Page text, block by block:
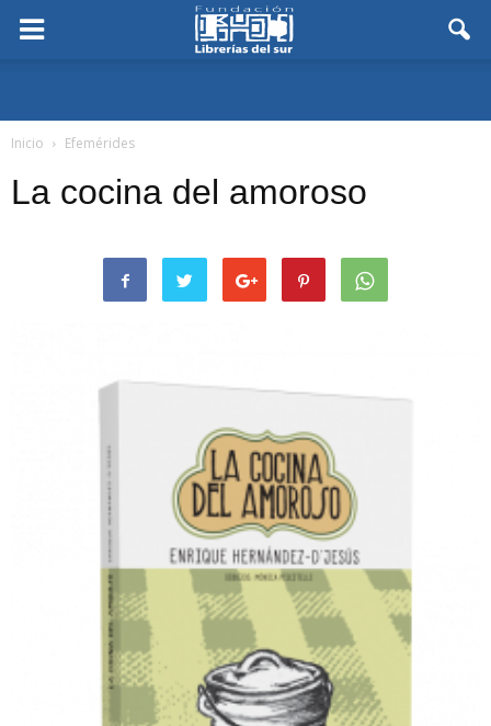
Inicio Efemérides
La cocina del amoroso